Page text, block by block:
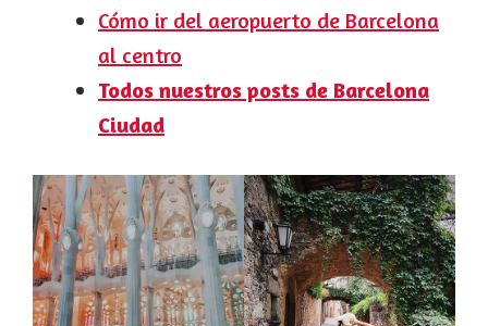
Cómo ir del aeropuerto de Barcelona
al centro
Todos nuestros posts de Barcelona
Ciudad